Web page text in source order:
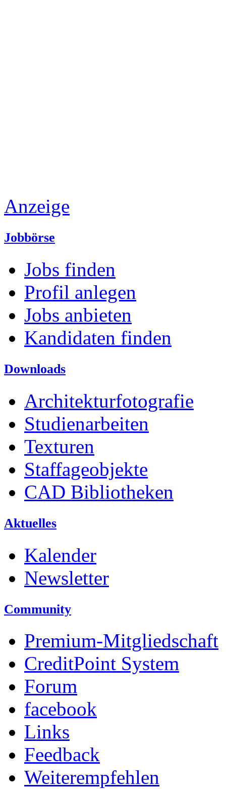
Anzeige
Jobbörse
Jobs finden
Profil anlegen
Jobs anbieten
Kandidaten finden
Downloads
Architekturfotografie
Studienarbeiten
Texturen
Staffageobjekte
CAD Bibliotheken
Aktuelles
Kalender
Newsletter
Community
Premium-Mitgliedschaft
CreditPoint System
Forum
facebook
Links
Feedback
Weiterempfehlen